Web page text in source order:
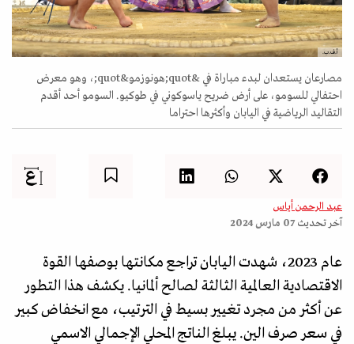
أ.ف.ب.
مصارعان يستعدان لبدء مباراة في &quot;هونوزمو&quot;، وهو معرض
احتفالي للسومو، على أرض ضريح ياسوكوني في طوكيو. السومو أحد أقدم
التقاليد الرياضية في اليابان وأكثرها احتراما
عبد الرحمن أياس
آخر تحديث07 مارس 2024
عام 2023، شهدت اليابان تراجع مكانتها بوصفها القوة
الاقتصادية العالمية الثالثة لصالح ألمانيا. يكشف هذا التطور
عن أكثر من مجرد تغيير بسيط في الترتيب، مع انخفاض كبير
في سعر صرف الين. يبلغ الناتج المحلي الإجمالي الاسمي